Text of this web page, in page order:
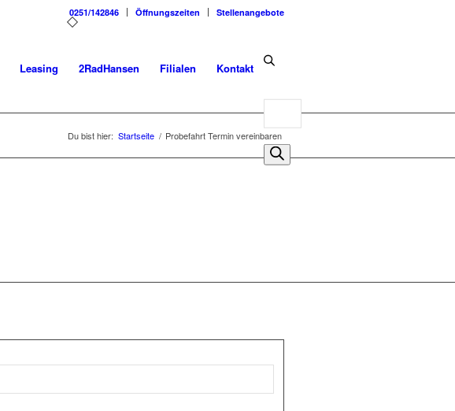
0251/142846 Öffnungszeiten Stellenangebote
Leasing 2RadHansen Filialen Kontakt
Products
search
Du bist hier: Startseite / Probefahrt Termin vereinbaren